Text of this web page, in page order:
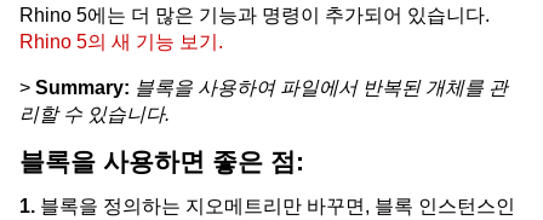
Rhino 5에는 더 많은 기능과 명령이 추가되어 있습니다.
Rhino 5의 새 기능 보기.
> Summary: 블록을 사용하여 파일에서 반복된 개체를 관
리할 수 있습니다.
블록을 사용하면 좋은 점:
1. 블록을 정의하는 지오메트리만 바꾸면, 블록 인스턴스인